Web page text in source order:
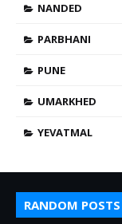
NANDED
PARBHANI
PUNE
UMARKHED
YEVATMAL
RANDOM